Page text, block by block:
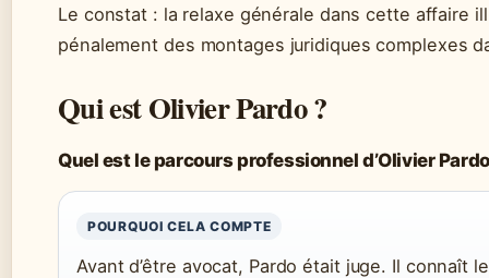
Le constat : la relaxe générale dans cette affaire
pénalement des montages juridiques complexes
Qui est Olivier Pardo ?
Quel est le parcours professionnel d’Olivier
POURQUOI CELA COMPTE
Avant d’être avocat, Pardo était juge. Il connaît